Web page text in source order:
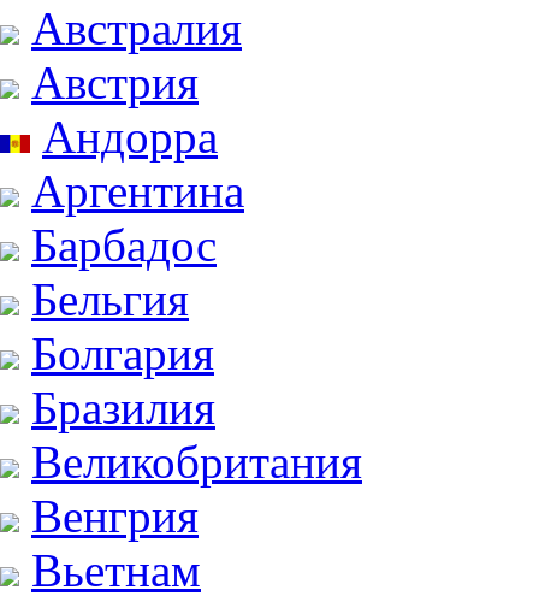
Австралия
Австрия
Андорра
Аргентина
Барбадос
Бельгия
Болгария
Бразилия
Великобритания
Венгрия
Вьетнам